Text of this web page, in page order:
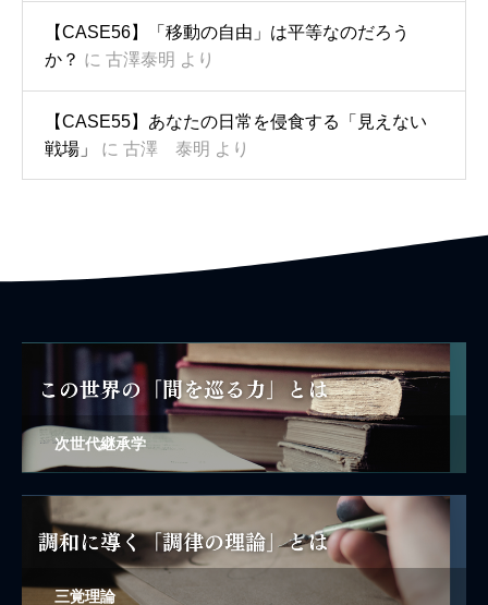
【CASE56】「移動の自由」は平等なのだろう
か？ に 古澤泰明 より
【CASE55】あなたの日常を侵食する「見えない
戦場」
に 古澤 泰明 より
次世代継承学
三覚理論